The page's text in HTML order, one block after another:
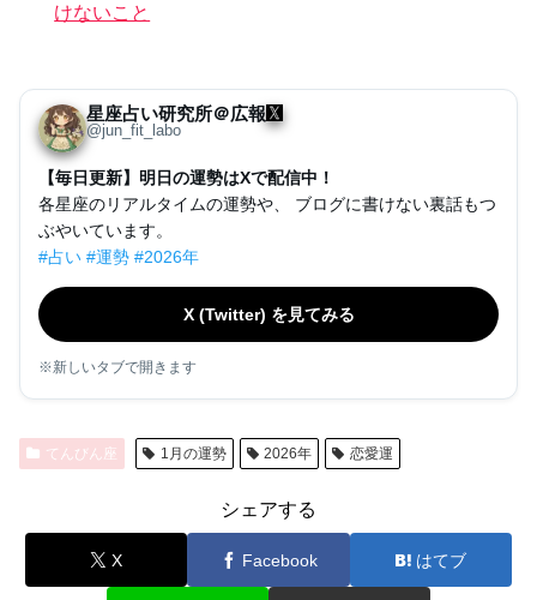
けないこと
星座占い研究所＠広報
@jun_fit_labo
【毎日更新】明日の運勢はXで配信中！
各星座のリアルタイムの運勢や、 ブログに書けない裏話もつ
ぶやいています。
#占い #運勢 #2026年
X (Twitter) を見てみる
※新しいタブで開きます
てんびん座 1月の運勢 2026年 恋愛運
シェアする
X Facebook はてブ